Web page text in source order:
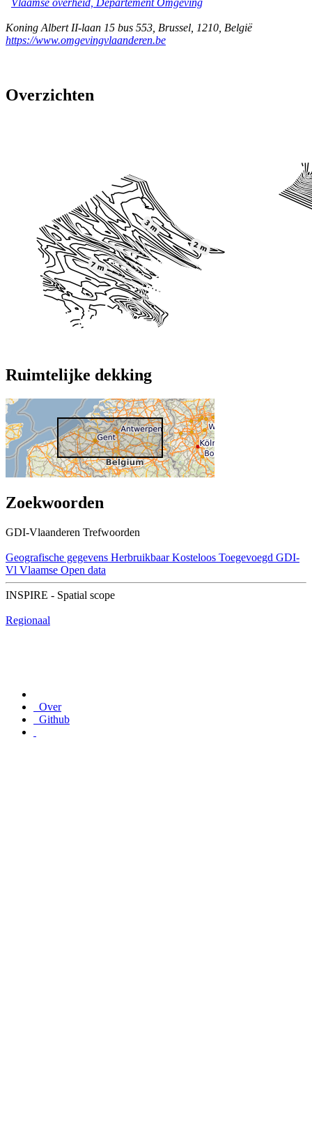
Koning Albert II-laan 15 bus 553 Brussel 1210 België
https://www.omgevingvlaanderen.be
Overzichten
Ruimtelijke dekking
Zoekwoorden
GDI-Vlaanderen Trefwoorden
Geografische gegevens Herbruikbaar Kosteloos Toegevoegd GDI-
Vl Vlaamse Open data
INSPIRE - Spatial scope
Regionaal
Over
Github